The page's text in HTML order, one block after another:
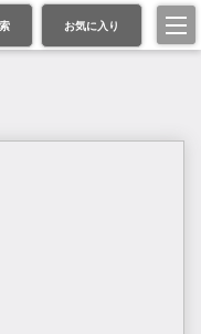
お気に入り